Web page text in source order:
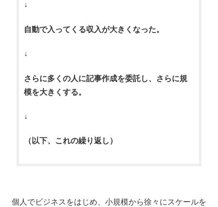
↓
自動で入ってくる収入が大きくなった。
↓
さらに多くの人に記事作成を委託し、さらに規
模を大きくする。
↓
（以下、これの繰り返し）
個人でビジネスをはじめ、小規模から徐々にスケールを